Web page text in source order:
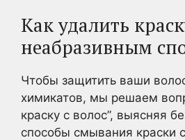
Как удалить
неабразивным
Чтобы защитить ваши
химикатов, мы решаем
краску с волос”, выясняя
способы смывания краски